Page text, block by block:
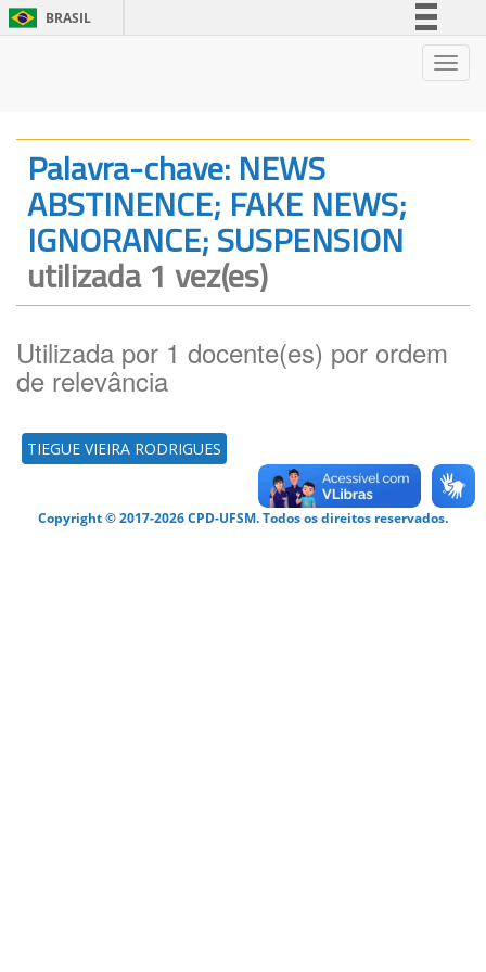
BRASIL
Legislação
Canais
Palavra-chave: NEWS
ABSTINENCE; FAKE NEWS;
IGNORANCE; SUSPENSION
utilizada 1 vez(es)
Utilizada por 1 docente(es) por ordem
de relevância
TIEGUE VIEIRA RODRIGUES
Copyright © 2017-2026 CPD-UFSM. Todos os direitos reservados.